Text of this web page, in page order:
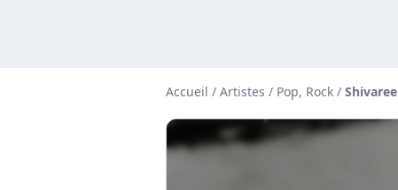
Accueil / Artistes / Pop, Rock / Shivaree